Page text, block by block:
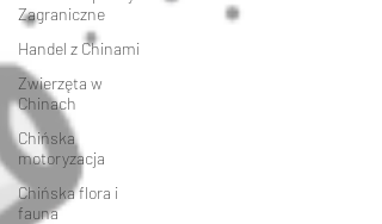
Zagraniczne
Handel z Chinami
Zwierzęta w
Chinach
Chińska
motoryzacja
Chińska flora i
fauna